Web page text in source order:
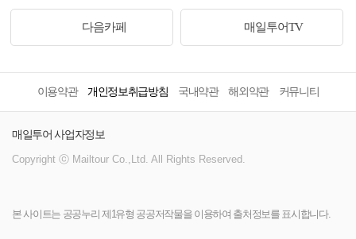
다음카페 매일투어TV
이용약관 개인정보취급방침 국내약관 해외약관 커뮤니티
매일투어 사업자정보
Copyright ⓒ Mailtour Co.,Ltd. All Rights Reserved.
본 사이트는 공공누리 제1유형 공공저작물을 이용하여 출처정보를 표시합니다.